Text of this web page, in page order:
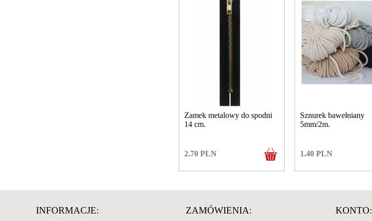
Zamek metalowy do spodni
14 cm.
2.70 PLN
Sznurek bawełniany
5mm/2m.
1.40 PLN
INFORMACJE: ZAMÓWIENIA: KONTO: